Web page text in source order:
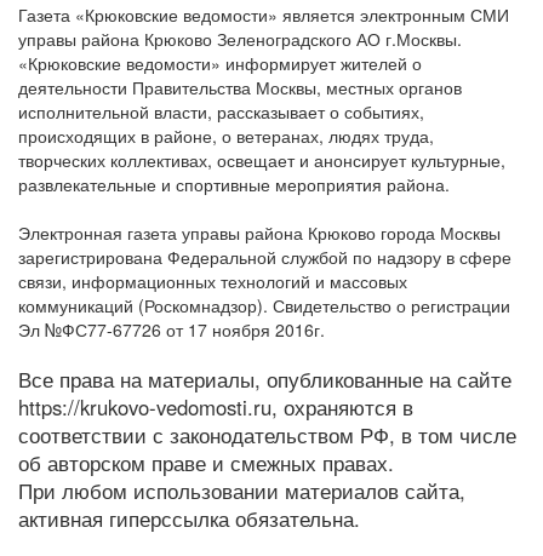
Газета «Крюковские ведомости» является электронным СМИ
управы района Крюково Зеленоградского АО г.Москвы.
«Крюковские ведомости» информирует жителей о
деятельности Правительства Москвы, местных органов
исполнительной власти, рассказывает о событиях,
происходящих в районе, о ветеранах, людях труда,
творческих коллективах, освещает и анонсирует культурные,
развлекательные и спортивные мероприятия района.
Электронная газета управы района Крюково города Москвы
зарегистрирована Федеральной службой по надзору в сфере
связи, информационных технологий и массовых
коммуникаций (Роскомнадзор). Свидетельство о регистрации
Эл №ФС77-67726 от 17 ноября 2016г.
Все права на материалы, опубликованные на сайте
https://krukovo-vedomosti.ru, охраняются в
соответствии с законодательством РФ, в том числе
об авторском праве и смежных правах.
При любом использовании материалов сайта,
активная гиперссылка обязательна.